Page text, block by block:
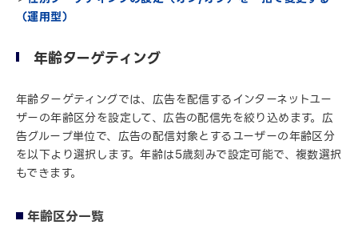
（運用型）
年齢ターゲティング
年齢ターゲティングでは、広告を配信するインターネットユー
ザーの年齢区分を設定して、広告の配信先を絞り込めます。広
告グループ単位で、広告の配信対象とするユーザーの年齢区分
を以下より選択します。年齢は5歳刻みで設定可能で、複数選択
もできます。
年齢区分一覧